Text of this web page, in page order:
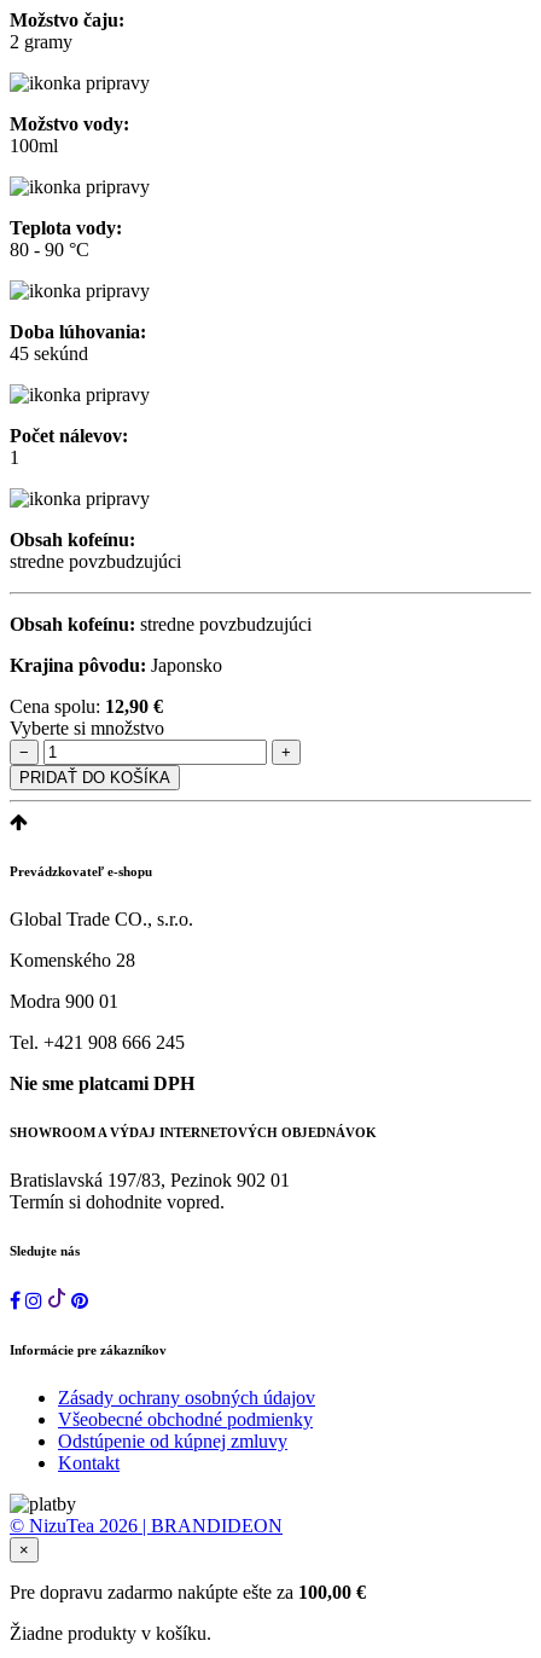
Možstvo čaju:
2 gramy
Možstvo vody:
100ml
Teplota vody:
80 - 90 °C
Doba lúhovania:
45 sekúnd
Počet nálevov:
1
Obsah kofeínu:
stredne povzbudzujúci
Obsah kofeínu: stredne povzbudzujúci
Krajina pôvodu: Japonsko
Cena spolu: 12,90 €
Vyberte si množstvo
−
+
PRIDAŤ DO KOŠÍKA
Prevádzkovateľ e-shopu
Global Trade CO., s.r.o.
Komenského 28
Modra 900 01
Tel. +421 908 666 245
Nie sme platcami DPH
SHOWROOM A VÝDAJ INTERNETOVÝCH OBJEDNÁVOK
Bratislavská 197/83, Pezinok 902 01
Termín si dohodnite vopred.
Sledujte nás
Informácie pre zákazníkov
Zásady ochrany osobných údajov
Všeobecné obchodné podmienky
Odstúpenie od kúpnej zmluvy
Kontakt
© NizuTea 2026 | BRANDIDEON
×
Pre dopravu zadarmo nakúpte ešte za 100,00 €
Žiadne produkty v košíku.